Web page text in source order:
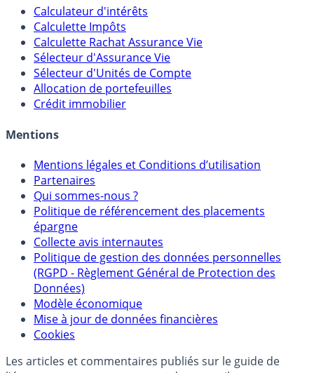
Calculateur d'intérêts
Calculette Impôts
Calculette Rachat Assurance Vie
Sélecteur d'Assurance Vie
Sélecteur d'Unités de Compte
Allocation de portefeuilles
Mentions légales et Conditions d’utilisation
Partenaires
Qui sommes-nous ?
Politique de référencement des placements
épargne
Collecte avis internautes
Politique de gestion des données personnelles
(RGPD - Règlement Général de Protection des
Données)
Modèle économique
Mise à jour de données financières
Cookies